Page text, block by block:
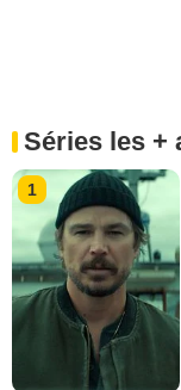
Séries les +
1